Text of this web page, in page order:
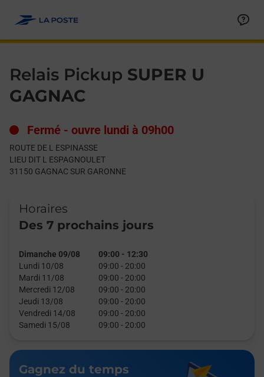
Relais Pickup SUPER U
GAGNAC
Fermé - ouvre lundi à 09h00
ROUTE DE L ESPINASSE
LIEU DIT L ESPAGNOULET
31150 GAGNAC SUR GARONNE
Horaires
Des 7 prochains jours
Dimanche 09/08 09:00 - 12:30
Lundi 10/08
09:00 - 20:00
Mardi 11/08
09:00 - 20:00
Mercredi 12/08
09:00 - 20:00
Jeudi 13/08
09:00 - 20:00
Vendredi 14/08
09:00 - 20:00
Samedi 15/08
09:00 - 20:00
Gagnez du temps